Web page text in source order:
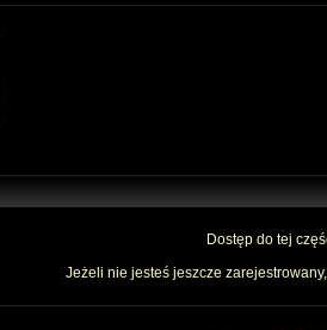
Dostęp do tej
Jeżeli nie jesteś jeszcze